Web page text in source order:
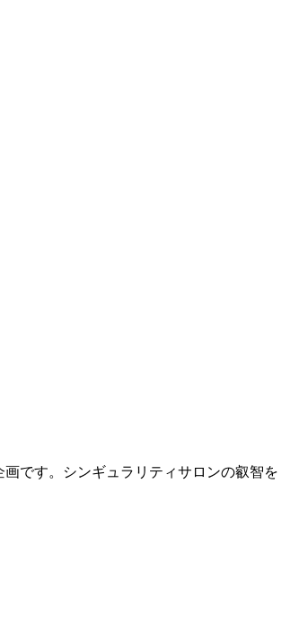
です。シンギュラリティサロンの叡智を